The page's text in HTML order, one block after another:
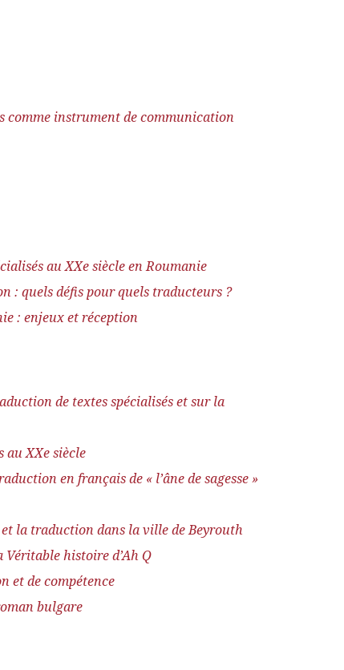
comme instrument de communication
au XXe siècle en Roumanie
: quels défis pour quels traducteurs ?
: enjeux et réception
de textes spécialisés et sur la
au XXe siècle
en français de « l’âne de sagesse »
la traduction dans la ville de Beyrouth
histoire d’Ah Q
et de compétence
bulgare